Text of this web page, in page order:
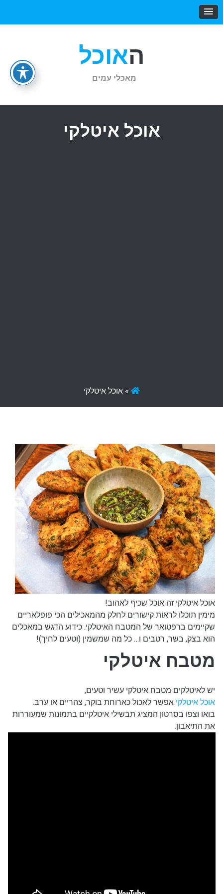
האוכל
מאכלי עמים
אוכל איטלקי
»אוכל איטלקי
אוכל איטלקי זה אוכל שכיף לאהוב!
מימין תוכלו לראות קישורים לחלק מהמאכילים הכי פופלאריים
שקיימים ברפטואר של המטבח האיטלקי. כידוע הדגש במאכלים
הוא בצק, בשר, רטבים ו… כל מה שמשמין (וטעים לחיך)!
מטבח איטלקי
יש לאיטלקים מטבח איטלקי עשיר וטעים,
אוכל איטלקי אפשר לאכול כארוחת בוקר, צהריים או ערב.
בואו וצפו בסרטון המציג תבשילי איטלקיים בתמונות שמעוררות
את התיאבון.